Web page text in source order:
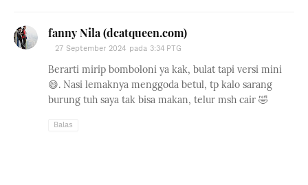
fanny Nila (dcatqueen.com)
27 September 2024 pada 3:34 PTG
Berarti mirip bomboloni ya kak, bulat tapi versi mini
😄. Nasi lemaknya menggoda betul, tp kalo sarang
burung tuh saya tak bisa makan, telur msh cair 🤣
Balas